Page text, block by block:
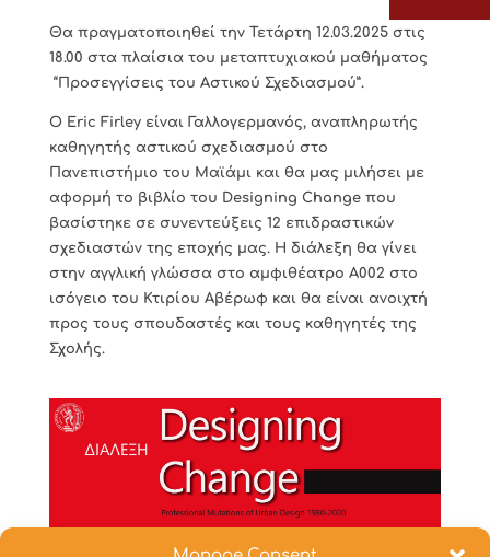
Θα πραγματοποιηθεί την Τετάρτη 12.03.2025 στις
18.00 στα πλαίσια του μεταπτυχιακού μαθήματος
“Προσεγγίσεις του Αστικού Σχεδιασμού”.
Ο Eric Firley είναι Γαλλογερμανός, αναπληρωτής
καθηγητής αστικού σχεδιασμού στο
Πανεπιστήμιο του Μαϊάμι και θα μας μιλήσει με
αφορμή το βιβλίο του Designing Change που
βασίστηκε σε συνεντεύξεις 12 επιδραστικών
σχεδιαστών της εποχής μας. Η διάλεξη θα γίνει
στην αγγλική γλώσσα στο αμφιθέατρο Α002 στο
ισόγειο του Κτιρίου Αβέρωφ και θα είναι ανοιχτή
προς τους σπουδαστές και τους καθηγητές της
Σχολής.